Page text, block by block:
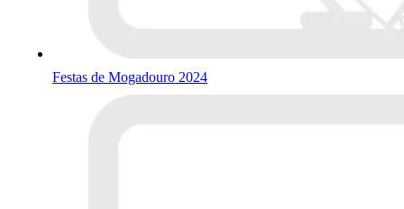
Festas de Mogadouro 2024